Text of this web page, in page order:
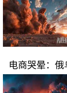
电商哭晕：